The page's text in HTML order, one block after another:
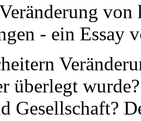
- ein Essay
überlegt
Gesellschaft?